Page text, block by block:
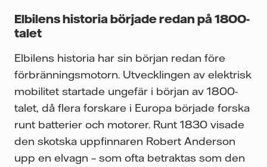
Elbilens historia började redan på 1800-
talet
Elbilens historia har sin början redan före
förbränningsmotorn. Utvecklingen av elektrisk
mobilitet startade ungefär i början av 1800-
talet, då flera forskare i Europa började forska
runt batterier och motorer. Runt 1830 visade
den skotska uppfinnaren Robert Anderson
upp en elvagn – som ofta betraktas som den